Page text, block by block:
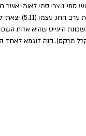
סמי-נוצרי סמי-לאומי אשר
אחד החיילים הבריטים אשר ניסה
הייגייט שהיא אחת
קרל מרקס). הנה דוגמא לאחד